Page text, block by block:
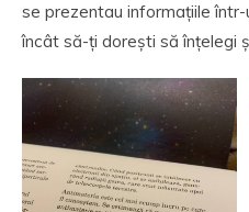
se prezentau informațiile
încât să-ți dorești să înțelegi